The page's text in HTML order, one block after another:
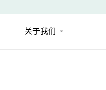
关于我们